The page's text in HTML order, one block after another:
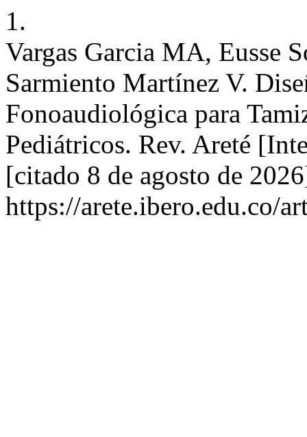
1.
Vargas Garcia MA, Eusse
Sarmiento Martínez V.
Fonoaudiológica para
Pediátricos. Rev. Areté
[citado 8 de agosto de
https://arete.ibero.edu.co/